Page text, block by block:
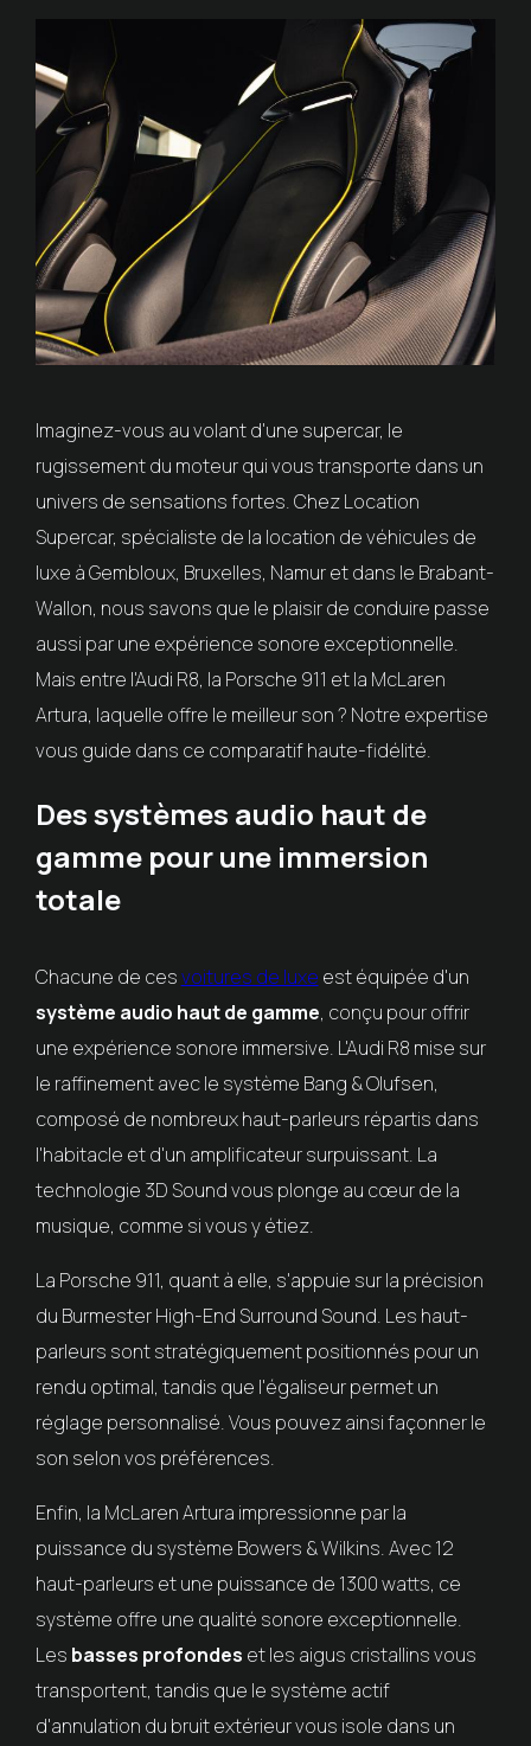
Imaginez-vous au volant d'une supercar, le
rugissement du moteur qui vous transporte dans un
univers de sensations fortes. Chez Location
Supercar, spécialiste de la location de véhicules de
luxe à Gembloux, Bruxelles, Namur et dans le Brabant-
Wallon, nous savons que le plaisir de conduire passe
aussi par une expérience sonore exceptionnelle.
Mais entre l'Audi R8, la Porsche 911 et la McLaren
Artura, laquelle offre le meilleur son ? Notre expertise
vous guide dans ce comparatif haute-fidélité.
Des systèmes audio haut de
gamme pour une immersion
totale
Chacune de cesvoitures de luxe est équipée d'un
système audio haut de gamme, conçu pour offrir
une expérience sonore immersive. L'Audi R8 mise sur
le raffinement avec le système Bang & Olufsen,
composé de nombreux haut-parleurs répartis dans
l'habitacle et d'un amplificateur surpuissant. La
technologie 3D Sound vous plonge au cœur de la
musique, comme si vous y étiez.
La Porsche 911, quant à elle, s'appuie sur la précision
du Burmester High-End Surround Sound. Les haut-
parleurs sont stratégiquement positionnés pour un
rendu optimal, tandis que l'égaliseur permet un
réglage personnalisé. Vous pouvez ainsi façonner le
son selon vos préférences.
Enfin, la McLaren Artura impressionne par la
puissance du système Bowers & Wilkins. Avec 12
haut-parleurs et une puissance de 1300 watts, ce
système offre une qualité sonore exceptionnelle.
Les basses profondes et les aigus cristallins vous
transportent, tandis que le système actif
d'annulation du bruit extérieur vous isole dans un